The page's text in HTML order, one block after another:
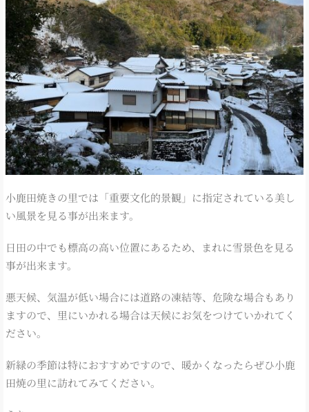
小鹿田焼きの里では「重要文化的景観」に指定されている美し
い風景を見る事が出来ます。
日田の中でも標高の高い位置にあるため、まれに雪景色を見る
事が出来ます。
悪天候、気温が低い場合には道路の凍結等、危険な場合もあり
ますので、里にいかれる場合は天候にお気をつけていかれてく
ださい。
新緑の季節は特におすすめですので、暖かくなったらぜひ小鹿
田焼の里に訪れてみてください。